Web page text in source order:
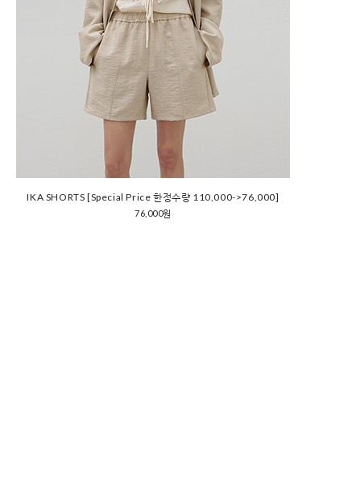
IKA SHORTS [Special Price 한정수량 110,000->76,000]
76,000원